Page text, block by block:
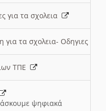
για τα σχολεια
τα σχολεια- Οδηγιες
ΤΠΕ
ψηφιακά